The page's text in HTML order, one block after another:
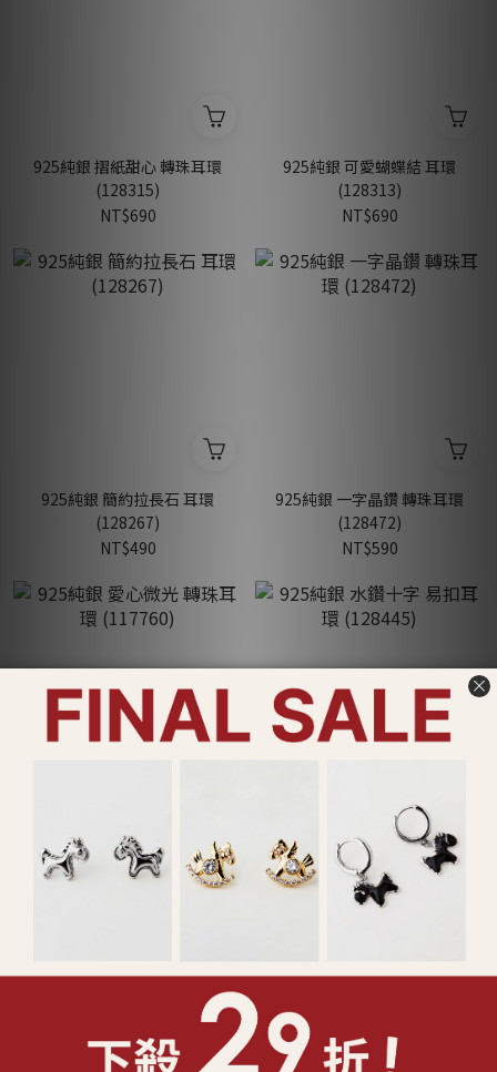
925純銀 摺紙甜心 轉珠耳環
(128315)
NT$690
925純銀 可愛蝴蝶結 耳環
(128313)
NT$690
925純銀 簡約拉長石 耳環
(128267)
NT$490
925純銀 一字晶鑽 轉珠耳環
(128472)
NT$590
925純銀 愛心微光 轉珠耳環
(117760)
NT$690
925純銀 水鑽十字 易扣耳環
(128445)
NT$790